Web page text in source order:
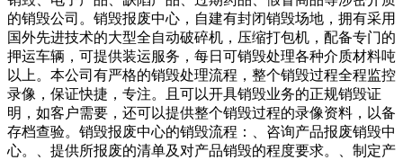
的销毁公司。销毁报废中心，自建有封闭销毁场地，拥有采用
国外先进技术的大型全自动破碎机，压缩打包机，配备专门的
押运车辆，可提供装运服务，每日可销毁处理各种介质材料吨
以上。本公司有严格的销毁处理流程，整个销毁过程全程监控
录像，保证快捷，专注。且可以开具销毁业务的正规销毁证
明，如客户需要，还可以提供整个销毁过程的录像资料，以备
存档查验。销毁报废中心的销毁流程：、咨询产品报废销毁中
心。、提供所报废的清单及对产品销毁的程度要求。、制定产